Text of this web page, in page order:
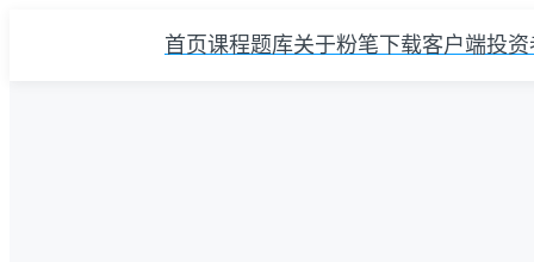
首页课程题库关于粉笔 下载客户端投资